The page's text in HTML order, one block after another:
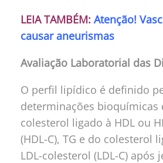
LEIA TAMBÉM: Atenção!
causar aneurismas
Avaliação Laboratorial das
O perfil lipídico é definido
determinações bioquímicas
colesterol ligado à HDL ou
(HDL-C), TG e do colesterol
LDL-colesterol (LDL-C) após